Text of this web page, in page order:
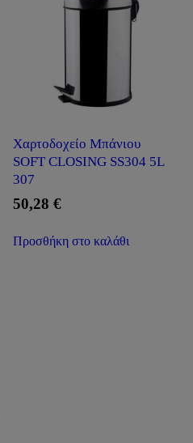
Χαρτοδοχείο Μπάνιου
SOFT CLOSING SS304 5L
307
50,28 €
Προσθήκη στο καλάθι